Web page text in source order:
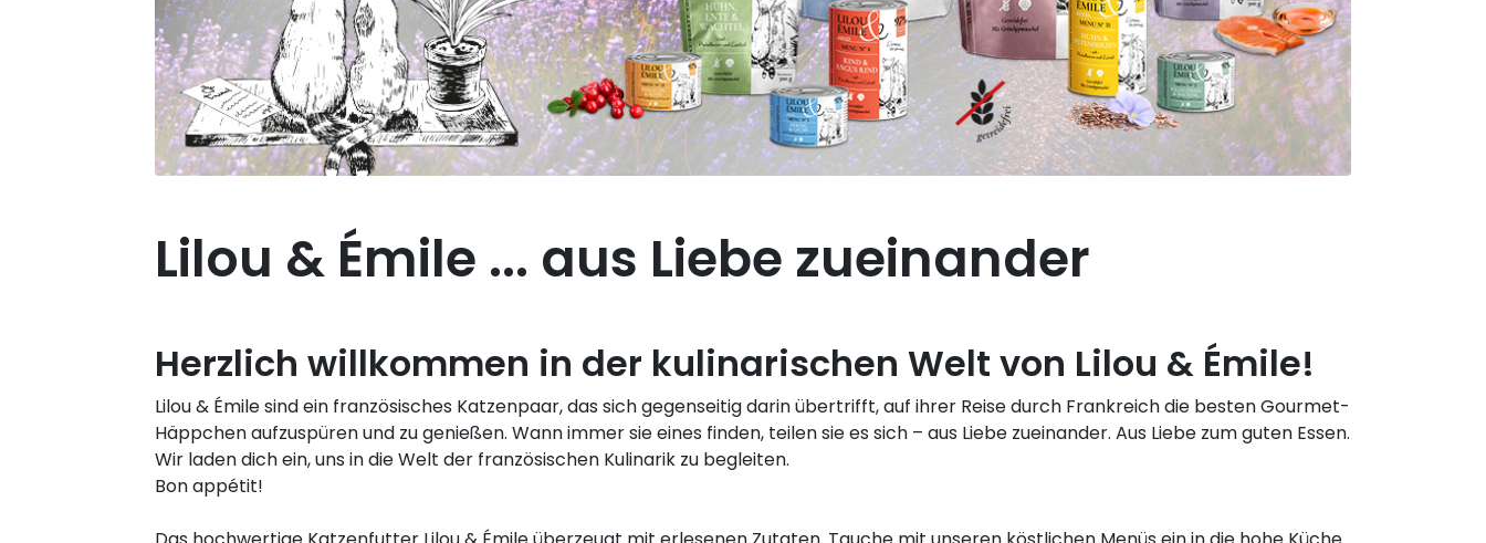
Lilou & Émile ... aus Liebe zueinander
Herzlich willkommen in der kulinarischen Welt von Lilou & Émile!
Lilou & Émile sind ein französisches Katzenpaar, das sich gegenseitig darin übertrifft, auf ihrer Reise durch Frankreich die besten Gourmet-
Häppchen aufzuspüren und zu genießen. Wann immer sie eines finden, teilen sie es sich – aus Liebe zueinander. Aus Liebe zum guten Essen.
Wir laden dich ein, uns in die Welt der französischen Kulinarik zu begleiten.
Bon appétit!